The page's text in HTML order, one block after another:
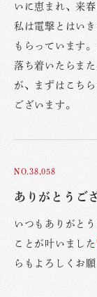
いに恵まれ、来
私は電撃とはい
もらっています
落ち着いたらま
が、まずはこち
ございます。
NO.38,058
ありがとうご
いつもありがと
ことが叶いました
らもよろしくお